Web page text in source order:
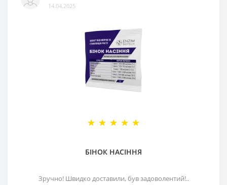
14.04.2025
БІНОК НАСІННЯ
Зручно! Швидко доставили, був задоволентий!..